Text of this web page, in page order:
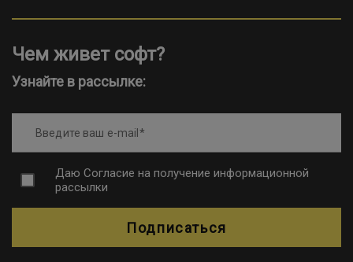
Чем живет софт?
Узнайте в рассылке:
Введите ваш e-mail
Даю Согласие на получение информационной
рассылки
Подписаться